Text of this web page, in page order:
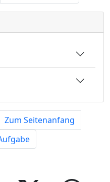
Zum Seitenanfang